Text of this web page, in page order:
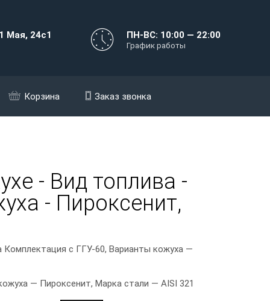
Мая, 24с1 ПН-ВС: 10:00 — 22:00
График работы
Корзина Заказ звонка
- Вид топлива -
- Пироксенит,
с ГГУ-60, Варианты кожуха —
— Пироксенит, Марка стали — AISI 321